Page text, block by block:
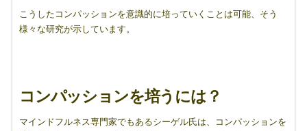
こうしたコンパッションを意識的に培っていくことは可能、そう
様々な研究が示しています。
コンパッションを培うには？
マインドフルネス専門家でもあるシーゲル氏は、コンパッションを